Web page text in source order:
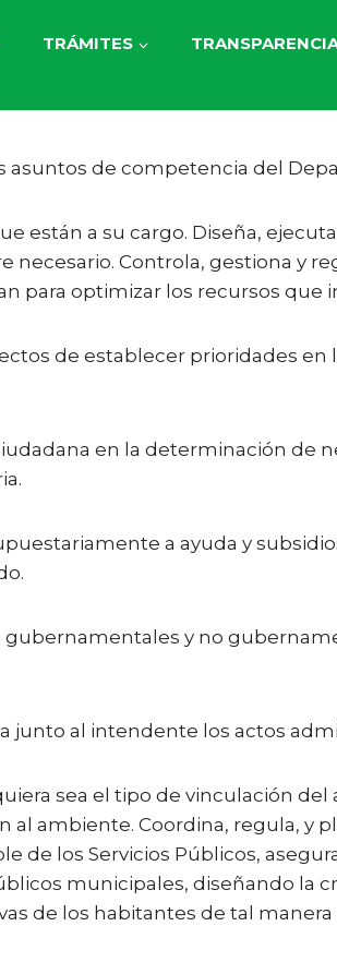
TRÁMITES
asuntos de competencia del
están a su cargo. Diseña,
Controla, gestiona y
para optimizar los recursos que
de establecer prioridades
en la determinación de
a ayuda y
y no
junto al intendente los actos
sea el tipo de vinculación
ambiente. Coordina, regula, y
de los Servicios Públicos,
municipales, diseñando la
de los habitantes de tal